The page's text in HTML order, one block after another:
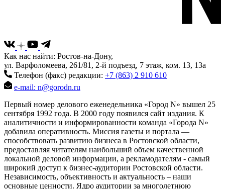
Как нас найти: Ростов-на-Дону,
ул. Варфоломеева, 261/81, 2-й подъезд, 7 этаж, ком. 13, 13а
Телефон (факс) редакции: +7 (863) 2 910 610
e-mail: n@gorodn.ru
Первый номер делового еженедельника «Город N» вышел 25
сентября 1992 года. В 2000 году появился сайт издания. К
аналитичности и информированности команда «Города N»
добавила оперативность. Миссия газеты и портала —
способствовать развитию бизнеса в Ростовской области,
предоставляя читателям наибольший объем качественной
локальной деловой информации, а рекламодателям - самый
широкий доступ к бизнес-аудитории Ростовской области.
Независимость, объективность и актуальность – наши
основные ценности. Ядро аудитории за многолетнюю